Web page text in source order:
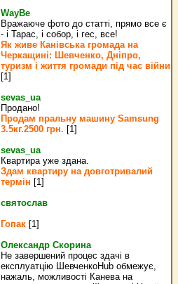
WayBe
Вражаюче фото до статті, прямо все є
- і Тарас, і собор, і гес, все!
Як живе Канівська громада на
Черкащині: Шевченко, Дніпро,
туризм і життя громади під час війни
[1]
sevas_ua
Продано!
Продам пральну машину Samsung
3.5кг.2500 грн. [1]
sevas_ua
Квартира уже здана.
Здам квартиру на довготривалий
термін [1]
святослав
Гопак [1]
Олександр Скорина
Не завершений процес здачі в
експлуатцію ШевченкоHub обмежує,
нажаль, можливості Канева на